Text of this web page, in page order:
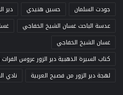
جودت السلمان
حسين هنيدي
دير
عدسة الباحث غسان الشيخ الخفاجي
غسان الشيخ الخفاجي
كتاب السيرة الذهبية دير الزور عروس الفرات
لهجة دير الزور من فصيح العربية
نادي